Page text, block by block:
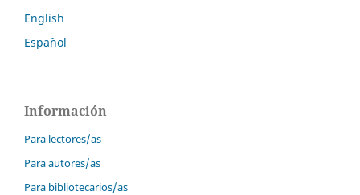
English
Español
Información
Para lectores/as
Para autores/as
Para bibliotecarios/as